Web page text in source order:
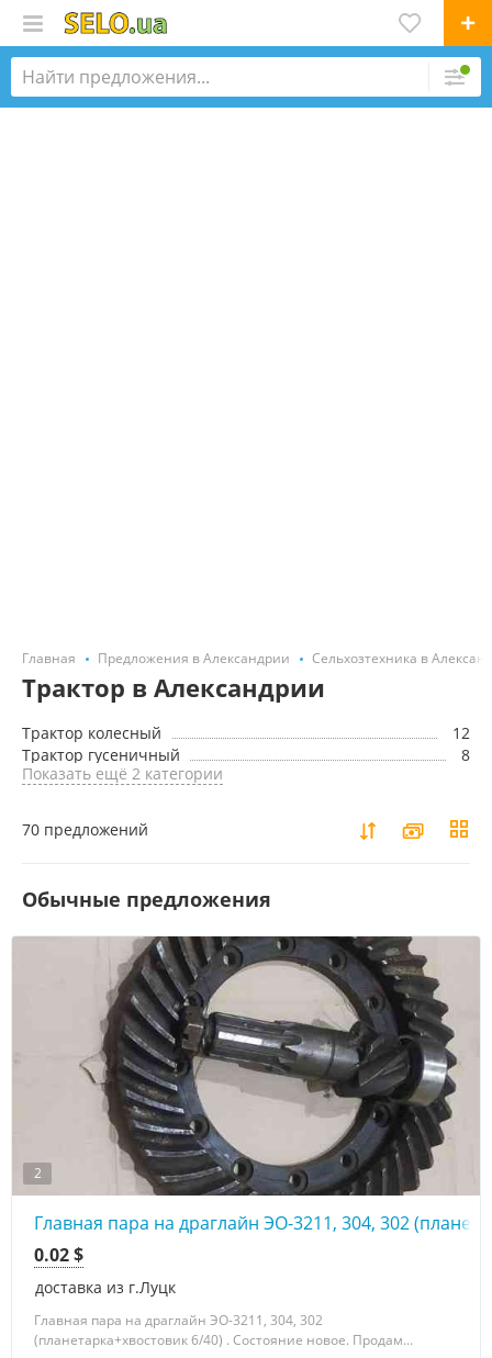
Главная Предложения в Александрии Сельхозтехника в
Трактор в Александрии
Трактор колесный
12
Трактор гусеничный
8
Показать ещё 2 категории
70 предложений
Обычные предложения
2
Главная пара на драглайн ЭО-3211, 304, 302
доставка из г.Луцк
0.02 $
Главная пара на драглайн ЭО-3211, 304, 302
(планетарка+хвостовик 6/40) . Состояние новое. Продам...